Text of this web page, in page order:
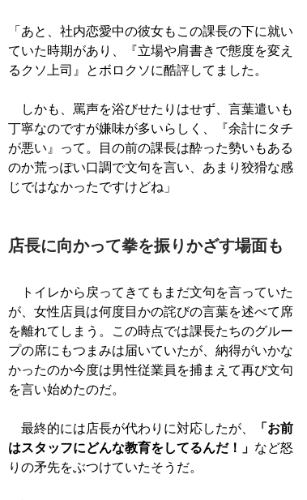
「あと、社内恋愛中の彼女もこの課長の下に就い
ていた時期があり、『立場や肩書きで態度を変え
るクソ上司』とボロクソに酷評してました。
しかも、罵声を浴びせたりはせず、言葉遣いも
丁寧なのですが嫌味が多いらしく、『余計にタチ
が悪い』って。目の前の課長は酔った勢いもある
のか荒っぽい口調で文句を言い、あまり狡猾な感
じではなかったですけどね」
店長に向かって拳を振りかざす場面も
トイレから戻ってきてもまだ文句を言っていた
が、女性店員は何度目かの詫びの言葉を述べて席
を離れてしまう。この時点では課長たちのグルー
プの席にもつまみは届いていたが、納得がいかな
かったのか今度は男性従業員を捕まえて再び文句
を言い始めたのだ。
最終的には店長が代わりに対応したが、
「お前
はスタッフにどんな教育をしてるんだ！」 など怒
りの矛先をぶつけていたそうだ。